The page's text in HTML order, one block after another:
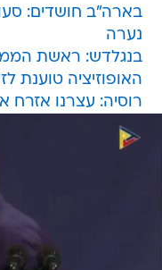
בארה"ב חושדים:
נערה
בנגלדש: ראשת
האופוזיציה טוענת
רוסיה: עצרנו אזרח